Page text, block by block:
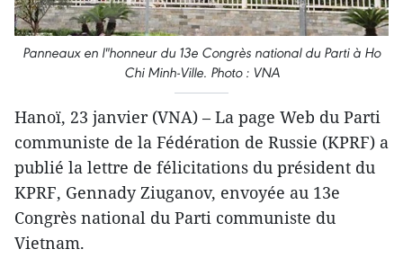
Panneaux en l"honneur du 13e Congrès national du Parti à Ho
Chi Minh-Ville. Photo : VNA
Hanoï, 23 janvier (VNA) – La page Web du Parti
communiste de la Fédération de Russie (KPRF) a
publié la lettre de félicitations du président du
KPRF, Gennady Ziuganov, envoyée au 13e
Congrès national du Parti communiste du
Vietnam.